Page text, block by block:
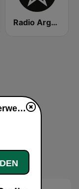
Radio Argovia
Radio Bärner Schlagerwelt live